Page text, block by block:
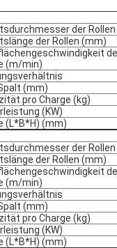
der
der Rollen (mm)
(m/min)
(mm)
pro Charge (kg)
(KW)
(L*B*H) (mm)
der
der Rollen (mm)
(m/min)
(mm)
pro Charge (kg)
(KW)
(L*B*H) (mm)